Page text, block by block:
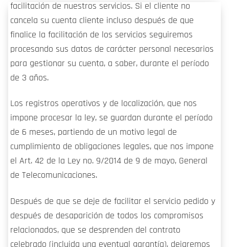
facilitación de nuestros servicios. Si el cliente no
cancela su cuenta cliente incluso después de que
finalice la facilitación de los servicios seguiremos
procesando sus datos de carácter personal necesarios
para gestionar su cuenta, a saber, durante el período
de 3 años.
Los registros operativos y de localización, que nos
impone procesar la ley, se guardan durante el período
de 6 meses, partiendo de un motivo legal de
cumplimiento de obligaciones legales, que nos impone
el Art. 42 de la Ley no. 9/2014 de 9 de mayo, General
de Telecomunicaciones.
Después de que se deje de facilitar el servicio pedido y
después de desaparición de todos los compromisos
relacionados, que se desprenden del contrato
celebrado (incluida una eventual garantía), dejaremos